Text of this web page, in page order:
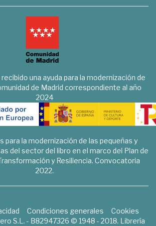
una ayuda para la modernización de
de Madrid correspondiente al año
2024
para la modernización de las pequeñas y
del sector del libro en el marco del Plan de
y Resiliencia. Convocatoria
2022.
Condiciones generales
Cookies
S.L. - B82947326 © 1948 - 2018. Librería